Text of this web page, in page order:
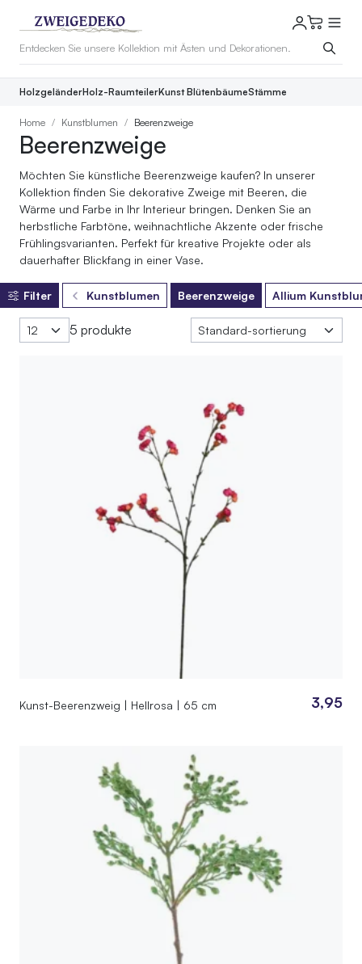
HolzgeländerHolz-RaumteilerKunst BlütenbäumeStämme
Home Kunstblumen Beerenzweige
Beerenzweige
Möchten Sie künstliche Beerenzweige kaufen? In unserer
Kollektion finden Sie dekorative Zweige mit Beeren, die
Wärme und Farbe in Ihr Interieur bringen. Denken Sie an
herbstliche Farbtöne, weihnachtliche Akzente oder frische
Frühlingsvarianten. Perfekt für kreative Projekte oder als
dauerhafter Blickfang in einer Vase.
Filter Kunstblumen Beerenzweige Allium
5 produkte
Kunst-Beerenzweig | Hellrosa | 65 cm 3,95